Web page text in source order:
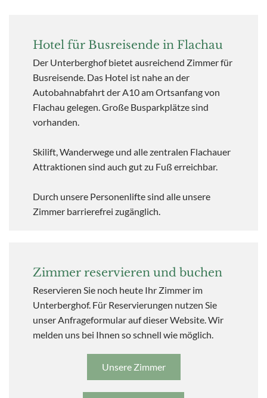
Hotel für Busreisende in Flachau
Der Unterberghof bietet ausreichend Zimmer für
Busreisende. Das Hotel ist nahe an der
Autobahnabfahrt der A10 am Ortsanfang von
Flachau gelegen. Große Busparkplätze sind
vorhanden.
Skilift, Wanderwege und alle zentralen Flachauer
Attraktionen sind auch gut zu Fuß erreichbar.
Durch unsere Personenlifte sind alle unsere
Zimmer barrierefrei zugänglich.
Zimmer reservieren und buchen
Reservieren Sie noch heute Ihr Zimmer im
Unterberghof. Für Reservierungen nutzen Sie
unser Anfrageformular auf dieser Website. Wir
melden uns bei Ihnen so schnell wie möglich.
Unsere Zimmer